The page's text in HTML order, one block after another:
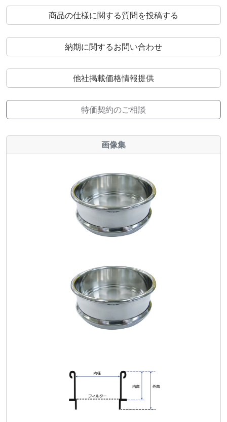
商品の仕様に関する質問を投稿する
納期に関するお問い合わせ
他社掲載価格情報提供
特価契約のご相談
画像集